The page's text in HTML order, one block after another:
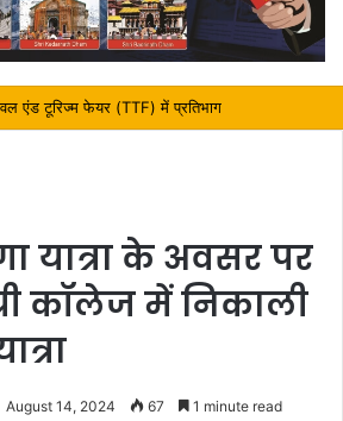
एंड टूरिज्म फेयर (TTF) में प्रतिभाग
यात्रा के अवसर पर
कॉलेज में निकाली
August 14, 2024 67 1 minute read